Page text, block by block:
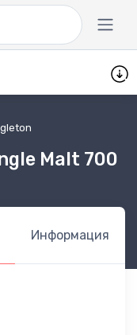
Malt 700
Информация